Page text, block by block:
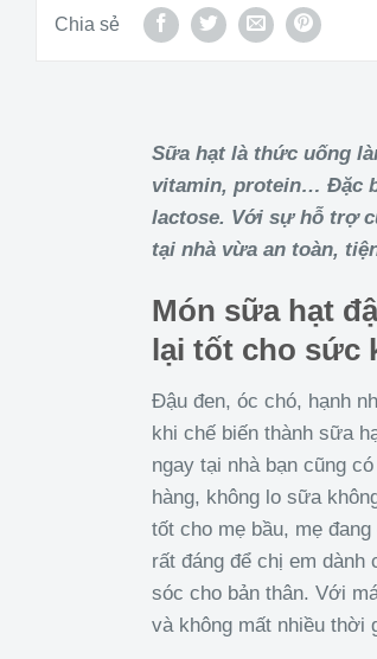
Chia sẻ
Sữa hạt là thức uống
vitamin, protein… Đặc
lactose. Với sự hỗ trợ
tại nhà vừa an toàn,
Món sữa hạt
lại tốt cho sức
Đậu đen, óc chó, hạnh
khi chế biến thành sữa
ngay tại nhà bạn cũng
hàng, không lo sữa
tốt cho mẹ bầu, mẹ
rất đáng để chị em
sóc cho bản thân. Với
và không mất nhiều thời